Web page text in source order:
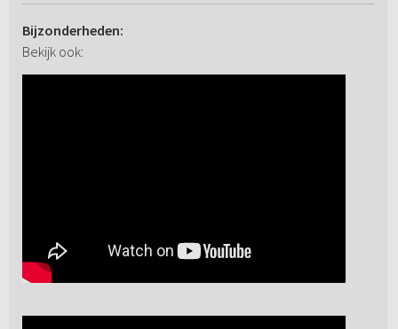
Bijzonderheden:
Bekijk ook: